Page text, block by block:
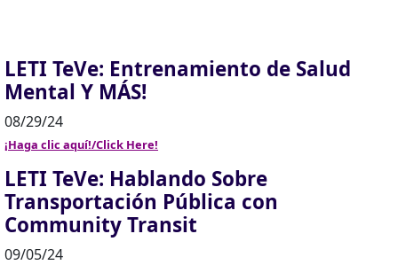
LETI TeVe: Entrenamiento de Salud
Mental Y MÁS!
08/29/24
¡Haga clic aquí!/Click Here!
LETI TeVe: Hablando Sobre
Transportación Pública con
Community Transit
09/05/24